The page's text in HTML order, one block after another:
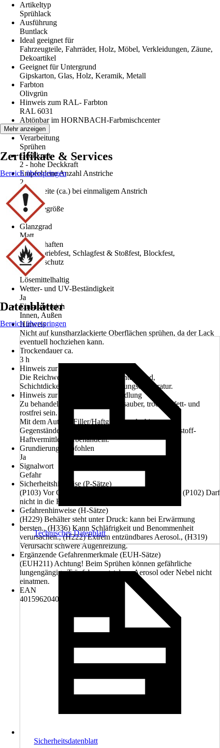
Artikeltyp
Sprühlack
Ausführung
Buntlack
Ideal geeignet für
Fahrzeugteile, Fahrräder, Holz, Möbel, Verkleidungen, Zäune,
Dekoartikel
Geeignet für Untergrund
Gipskarton, Glas, Holz, Keramik, Metall
Farbton
Olivgrün
Hinweis zum RAL- Farbton
RAL 6031
Abtönbar im HORNBACH-Farbmischcenter
Nein
Verarbeitung
Sprühen
Deckkraft
2 - hohe Deckkraft
Empfohlene Anzahl Anstriche
2
Reichweite (ca.) bei einmaligem Anstrich
1,5 m²/l
Gebindegröße
0,4 l
Glanzgrad
Matt
Eigenschaften
Hoch abriebfest, Schlagfest & Stoßfest, Blockfest,
Fleckenschutz
Basis
Lösemittelhaltig
Wetter- und UV-Beständigkeit
Ja
Einsatzbereich
Innen, Außen
Hinweis
Nicht auf kunstharzlackierte Oberflächen sprühen, da der Lack
eventuell hochziehen kann.
Trockendauer ca.
3 h
Hinweis zur Reichweite
Die Reichweite variiert je nach Untergrund,
Schichtdickenauftrag und Umgebungstemperatur.
Hinweis zur Untergrundvorbehandlung
Zu behandelnde Flächen müssen sauber, trocken, fett- und
rostfrei sein.
Mit dem Auto-K Filler/Haftgrund vorlackieren.
Gegenstände aus Kunststoff mit dem Auto-K Kunststoff-
Haftvermittler vorbehandeln.
Grundierung empfohlen
Ja
Signalwort
Gefahr
Sicherheitshinweise (P-Sätze)
(P103) Vor Gebrauch Kennzeichnungsetikett lesen., (P102) Darf
nicht in die Hände von Kindern gelangen.
Gefahrenhinweise (H-Sätze)
(H229) Behälter steht unter Druck: kann bei Erwärmung
bersten., (H336) Kann Schläfrigkeit und Benommenheit
verursachen., (H222) Extrem entzündbares Aerosol., (H319)
Verursacht schwere Augenreizung.
Ergänzende Gefahrenmerkmale (EUH-Sätze)
(EUH211) Achtung! Beim Sprühen können gefährliche
lungengängige Tröpfchen entstehen. Aerosol oder Nebel nicht
einatmen.
EAN
4015962040236
Mehr anzeigen
Zertifikate & Services
Bereich überspringen
Datenblätter
Bereich überspringen
Technisches Datenblatt
Sicherheitsdatenblatt